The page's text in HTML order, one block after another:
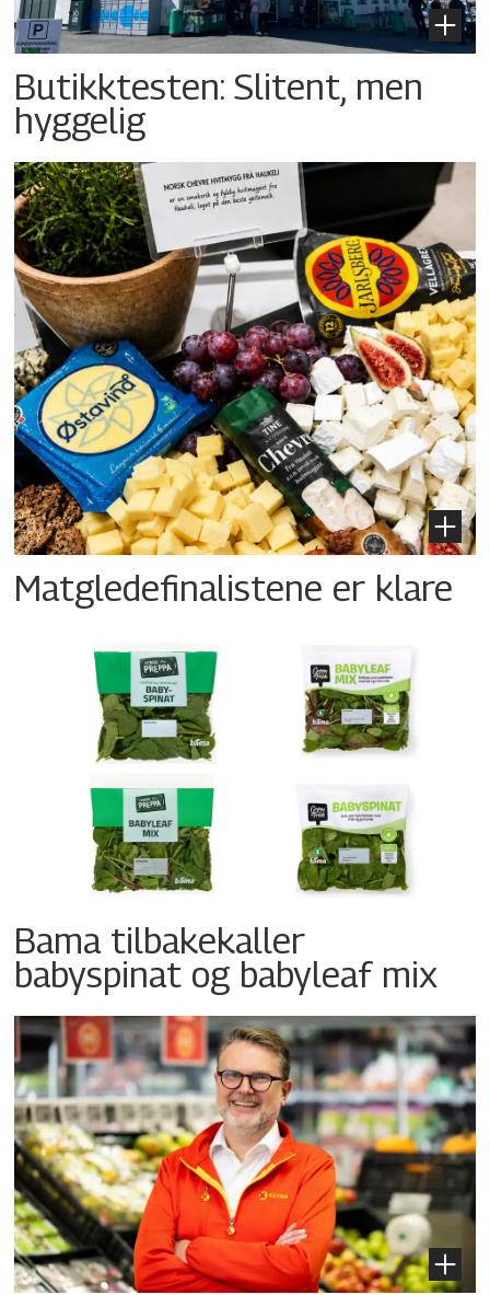
Butikktesten: Slitent, men
hyggelig
Matgledefinalistene er klare
Bama tilbakekaller
babyspinat og babyleaf mix